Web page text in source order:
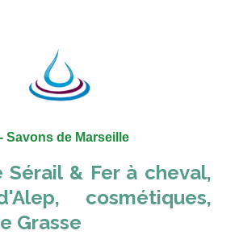
Savons de Marseille
Sérail & Fer à cheval,
cosmétiques,
Grasse